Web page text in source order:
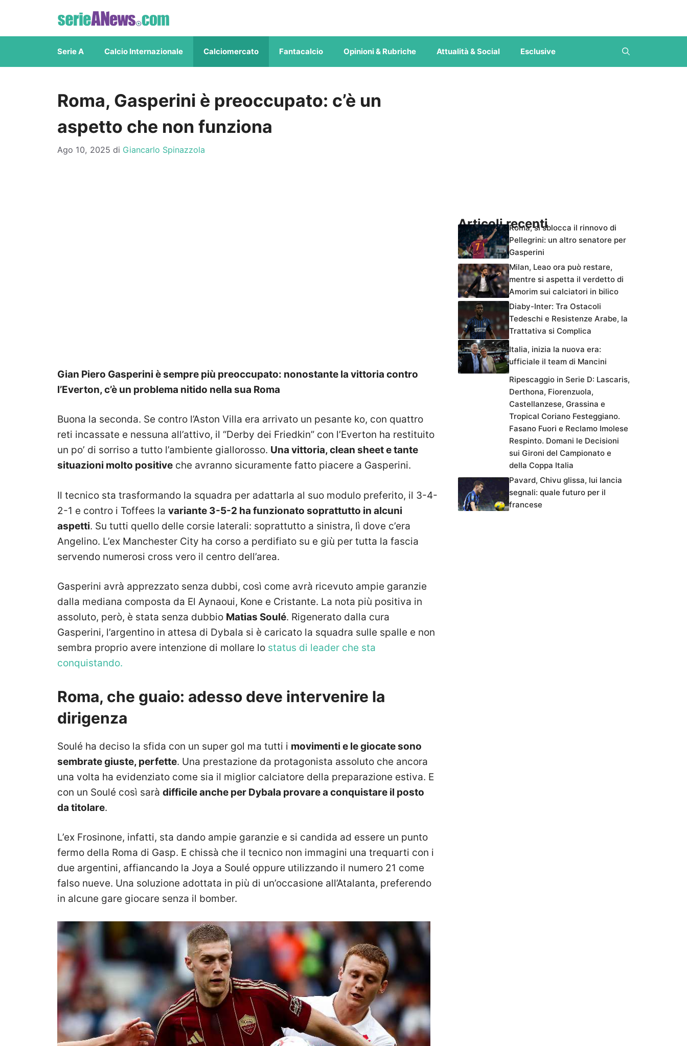
contenuto
Serie A Calcio Internazionale Calciomercato Fantacalcio Opinioni & Rubriche Attualità & Social Esclusive
Roma, Gasperini è preoccupato: c’è un
aspetto che non funziona
Ago 10, 2025 di Giancarlo Spinazzola
Gian Piero Gasperini è sempre più preoccupato: nonostante la vittoria contro
l’Everton, c’è un problema nitido nella sua Roma
Buona la seconda. Se contro l’Aston Villa era arrivato un pesante ko, con quattro
reti incassate e nessuna all’attivo, il “Derby dei Friedkin” con l’Everton ha restituito
un po’ di sorriso a tutto l’ambiente giallorosso. Una vittoria, clean sheet e tante
situazioni molto positive che avranno sicuramente fatto piacere a Gasperini.
Il tecnico sta trasformando la squadra per adattarla al suo modulo preferito, il 3-4-
2-1 e contro i Toffees la variante 3-5-2 ha funzionato soprattutto in alcuni
aspetti. Su tutti quello delle corsie laterali: soprattutto a sinistra, lì dove c’era
Angelino. L’ex Manchester City ha corso a perdifiato su e giù per tutta la fascia
servendo numerosi cross vero il centro dell’area.
Gasperini avrà apprezzato senza dubbi, così come avrà ricevuto ampie garanzie
dalla mediana composta da El Aynaoui, Kone e Cristante. La nota più positiva in
assoluto, però, è stata senza dubbio Matias Soulé. Rigenerato dalla cura
Gasperini, l’argentino in attesa di Dybala si è caricato la squadra sulle spalle e non
sembra proprio avere intenzione di mollare lo status di leader che sta
conquistando.
Roma, che guaio: adesso deve intervenire la
dirigenza
Soulé ha deciso la sfida con un super gol ma tutti i movimenti e le giocate sono
sembrate giuste, perfette. Una prestazione da protagonista assoluto che ancora
una volta ha evidenziato come sia il miglior calciatore della preparazione estiva. E
con un Soulé così sarà difficile anche per Dybala provare a conquistare il posto
da titolare.
L’ex Frosinone, infatti, sta dando ampie garanzie e si candida ad essere un punto
fermo della Roma di Gasp. E chissà che il tecnico non immagini una trequarti con i
due argentini, affiancando la Joya a Soulé oppure utilizzando il numero 21 come
falso nueve. Una soluzione adottata in più di un’occasione all’Atalanta, preferendo
in alcune gare giocare senza il bomber.
Articoli recentiRoma, si sblocca il rinnovo di
Pellegrini: un altro senatore per
Gasperini
Milan, Leao ora può restare,
mentre si aspetta il verdetto di
Amorim sui calciatori in bilico
Diaby-Inter: Tra Ostacoli
Tedeschi e Resistenze Arabe, la
Trattativa si Complica
Italia, inizia la nuova era:
ufficiale il team di Mancini
Ripescaggio in Serie D: Lascaris,
Derthona, Fiorenzuola,
Castellanzese, Grassina e
Tropical Coriano Festeggiano.
Fasano Fuori e Reclamo Imolese
Respinto. Domani le Decisioni
sui Gironi del Campionato e
della Coppa Italia
Pavard, Chivu glissa, lui lancia
segnali: quale futuro per il
francese